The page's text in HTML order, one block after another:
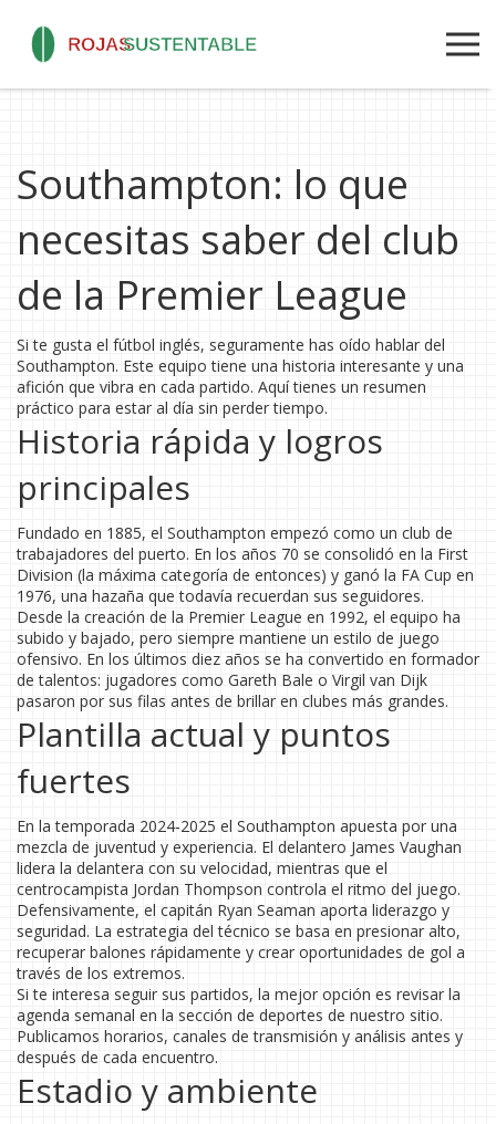
Southampton: lo que
necesitas saber del club
de la Premier League
Si te gusta el fútbol inglés, seguramente has oído hablar del
Southampton. Este equipo tiene una historia interesante y una
afición que vibra en cada partido. Aquí tienes un resumen
práctico para estar al día sin perder tiempo.
Historia rápida y logros
principales
Fundado en 1885, el Southampton empezó como un club de
trabajadores del puerto. En los años 70 se consolidó en la First
Division (la máxima categoría de entonces) y ganó la FA Cup en
1976, una hazaña que todavía recuerdan sus seguidores.
Desde la creación de la Premier League en 1992, el equipo ha
subido y bajado, pero siempre mantiene un estilo de juego
ofensivo. En los últimos diez años se ha convertido en formador
de talentos: jugadores como Gareth Bale o Virgil van Dijk
pasaron por sus filas antes de brillar en clubes más grandes.
Plantilla actual y puntos
fuertes
En la temporada 2024‑2025 el Southampton apuesta por una
mezcla de juventud y experiencia. El delantero James Vaughan
lidera la delantera con su velocidad, mientras que el
centrocampista Jordan Thompson controla el ritmo del juego.
Defensivamente, el capitán Ryan Seaman aporta liderazgo y
seguridad. La estrategia del técnico se basa en presionar alto,
recuperar balones rápidamente y crear oportunidades de gol a
través de los extremos.
Si te interesa seguir sus partidos, la mejor opción es revisar la
agenda semanal en la sección de deportes de nuestro sitio.
Publicamos horarios, canales de transmisión y análisis antes y
después de cada encuentro.
Estadio y ambiente